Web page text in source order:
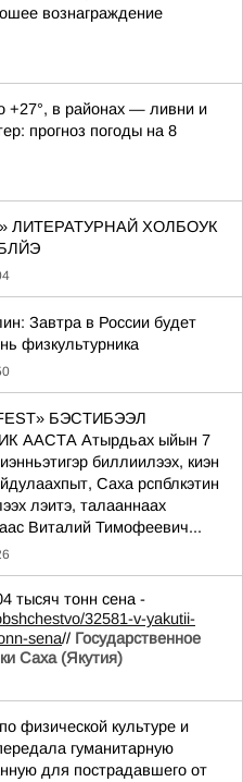
вознаграждение
+27°, в районах — ливни и
прогноз погоды на 8
ЛИТЕРАТУРНАЙ ХОЛБОУК
Завтра в России будет
физкультурника
БЭСТИБЭЭЛ
ААСТА Атырдьах ыйын 7
биллиилээх, киэн
Саха рспблкэтин
лэитэ, талааннаах
Виталий Тимофеевич...
тысяч тонн сена -
32581-v-yakutii-
sena// Государственное
Саха (Якутия)
физической культуре и
гуманитарную
для пострадавшего от